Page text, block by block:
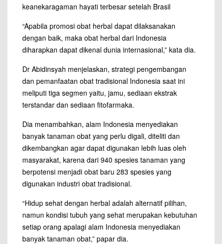
keanekaragaman hayati terbesar setelah Brasil
“Apabila promosi obat herbal dapat dilaksanakan
dengan baik, maka obat herbal dari Indonesia
diharapkan dapat dikenal dunia internasional,” kata dia.
Dr Abidinsyah menjelaskan, strategi pengembangan
dan pemanfaatan obat tradisional Indonesia saat ini
meliputi tiga segmen yaitu, jamu, sediaan ekstrak
terstandar dan sediaan fitofarmaka.
Dia menambahkan, alam Indonesia menyediakan
banyak tanaman obat yang perlu digali, diteliti dan
dikembangkan agar dapat digunakan lebih luas oleh
masyarakat, karena dari 940 spesies tanaman yang
berpotensi menjadi obat baru 283 spesies yang
digunakan industri obat tradisional.
“Hidup sehat dengan herbal adalah alternatif pilihan,
namun kondisi tubuh yang sehat merupakan kebutuhan
setiap orang apalagi alam Indonesia menyediakan
banyak tanaman obat,” papar dia.